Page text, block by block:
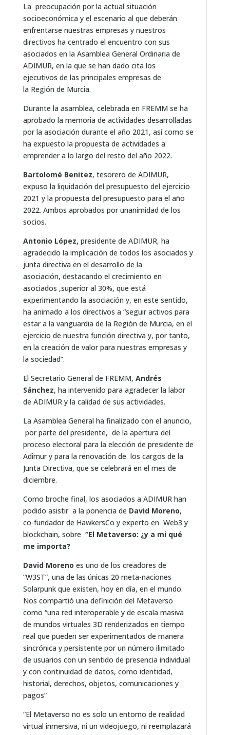
La preocupación por la actual situación
socioeconómica y el escenario al que deberán
enfrentarse nuestras empresas y nuestros
directivos ha centrado el encuentro con sus
asociados en la Asamblea General Ordinaria de
ADIMUR, en la que se han dado cita los
ejecutivos de las principales empresas de
la Región de Murcia.
Durante la asamblea, celebrada en FREMM se ha
aprobado la memoria de actividades desarrolladas
por la asociación durante el año 2021, así como se
ha expuesto la propuesta de actividades a
emprender a lo largo del resto del año 2022.
Bartolomé Benitez, tesorero de ADIMUR,
expuso la liquidación del presupuesto del ejercicio
2021 y la propuesta del presupuesto para el año
2022. Ambos aprobados por unanimidad de los
socios.
Antonio López, presidente de ADIMUR, ha
agradecido la implicación de todos los asociados y
junta directiva en el desarrollo de la
asociación, destacando el crecimiento en
asociados ,superior al 30%, que está
experimentando la asociación y, en este sentido,
ha animado a los directivos a “seguir activos para
estar a la vanguardia de la Región de Murcia, en el
ejercicio de nuestra función directiva y, por tanto,
en la creación de valor para nuestras empresas y
la sociedad”.
El Secretario General de FREMM, Andrés
Sánchez, ha intervenido para agradecer la labor
de ADIMUR y la calidad de sus actividades.
La Asamblea General ha finalizado con el anuncio,
por parte del presidente, de la apertura del
proceso electoral para la elección de presidente de
Adimur y para la renovación de los cargos de la
Junta Directiva, que se celebrará en el mes de
diciembre.
Como broche final, los asociados a ADIMUR han
podido asistir a la ponencia de David Moreno,
co-fundador de HawkersCo y experto en Web3 y
blockchain, sobre “El Metaverso: ¿y a mi qué
me importa?
David Moreno es uno de los creadores de
“W3ST”, una de las únicas 20 meta-naciones
Solarpunk que existen, hoy en día, en el mundo.
Nos compartió una definición del Metaverso
como “una red interoperable y de escala masiva
de mundos virtuales 3D renderizados en tiempo
real que pueden ser experimentados de manera
sincrónica y persistente por un número ilimitado
de usuarios con un sentido de presencia individual
y con continuidad de datos, como identidad,
historial, derechos, objetos, comunicaciones y
pagos”
“El Metaverso no es solo un entorno de realidad
virtual inmersiva, ni un videojuego, ni reemplazará